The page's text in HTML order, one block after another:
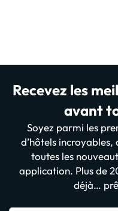
Recevez les
avant
Soyez parmi les
d’hôtels incroyables,
toutes les
application. Plus de
déjà…